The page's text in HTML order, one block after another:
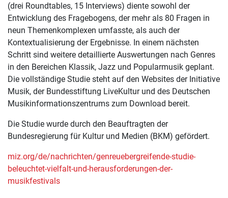
(drei Roundtables, 15 Interviews) diente sowohl der
Entwicklung des Fragebogens, der mehr als 80 Fragen in
neun Themenkomplexen umfasste, als auch der
Kontextualisierung der Ergebnisse. In einem nächsten
Schritt sind weitere detaillierte Auswertungen nach Genres
in den Bereichen Klassik, Jazz und Popularmusik geplant.
Die vollständige Studie steht auf den Websites der Initiative
Musik, der Bundesstiftung LiveKultur und des Deutschen
Musikinformationszentrums zum Download bereit.
Die Studie wurde durch den Beauftragten der
Bundesregierung für Kultur und Medien (BKM) gefördert.
miz.org/de/nachrichten/genreuebergreifende-studie-
beleuchtet-vielfalt-und-herausforderungen-der-
musikfestivals